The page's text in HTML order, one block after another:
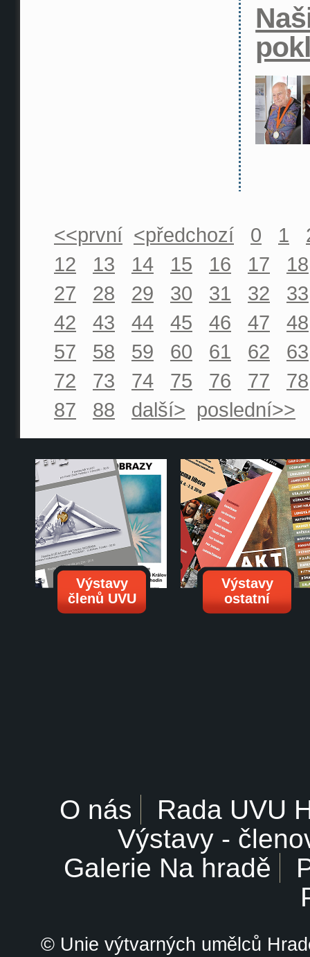
<<první <předchozí 0 1
12
13 14 15 16 17
18
27
28 29 30 31 32
33
42
43 44 45 46 47
48
57
58 59 60 61 62
63
72
73 74 75 76 77
78
87
88 další> poslední>>
Výstavy
členů UVU
Výstavy
ostatní
O nás
Rada UVU
Výstavy -
Galerie Na hradě
© Unie výtvarných umělců